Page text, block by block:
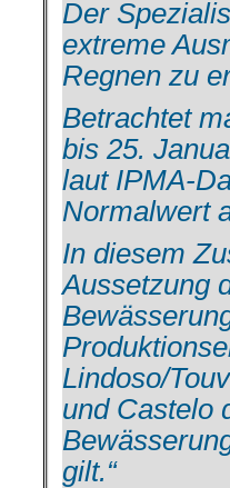
Der
extreme
Regnen zu
Betrachtet
bis 25.
laut IPMA-
Normalwert
In diesem
Aussetzung
Lindoso/
und Castelo
gilt.“